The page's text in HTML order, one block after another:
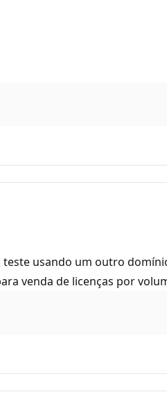
usando um outro
venda de licenças por